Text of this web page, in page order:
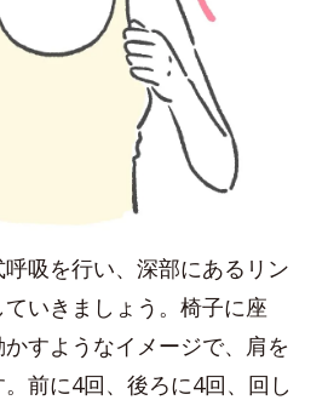
吸を行い、深部にあるリン
いきましょう。椅子に座
すようなイメージで、肩を
前に4回、後ろに4回、回し